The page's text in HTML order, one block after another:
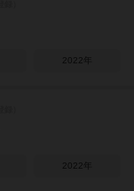
2022年
2022年